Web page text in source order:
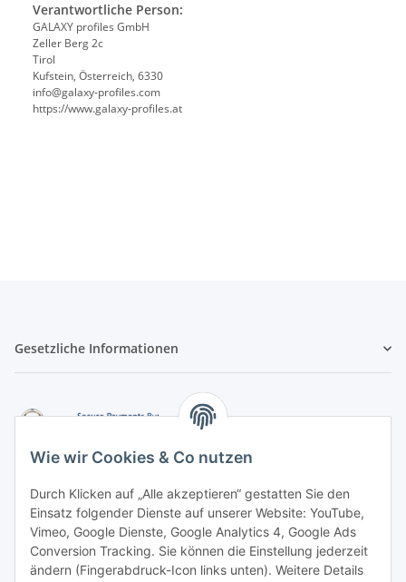
Wie wir Cookies & Co nutzen
Durch Klicken auf „Alle akzeptieren“ gestatten Sie den
Einsatz folgender Dienste auf unserer Website: YouTube,
Vimeo, Google Dienste, Google Analytics 4, Google Ads
Conversion Tracking. Sie können die Einstellung jederzeit
ändern (Fingerabdruck-Icon links unten). Weitere Details
Verantwortliche Person:
GALAXY profiles GmbH
Zeller Berg 2c
Tirol
Kufstein, Österreich, 6330
info@galaxy-profiles.com
https://www.galaxy-profiles.at
Gesetzliche Informationen
Vorkasse per Überweisung
Zahlung per PayPal
Zahlung per Google Pay (PayPal)